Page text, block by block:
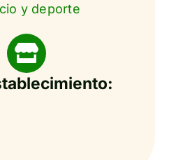
y deporte